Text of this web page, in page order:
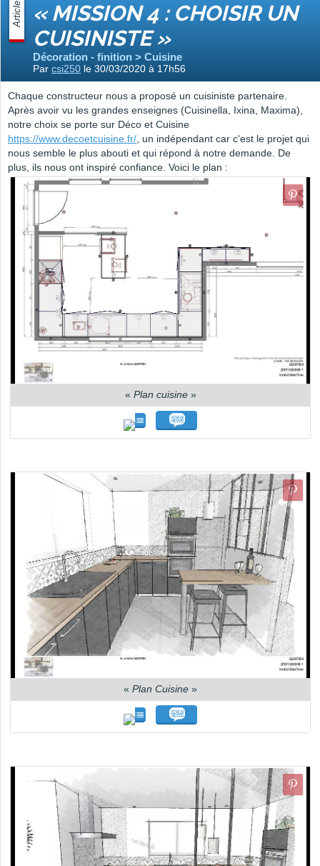
Article « MISSION 4 : CHOISIR UN
CUISINISTE »
Décoration - finition > Cuisine
Par csi250 le 30/03/2020 à 17h56
Chaque constructeur nous a proposé un cuisiniste partenaire.
Après avoir vu les grandes enseignes (Cuisinella, Ixina, Maxima),
notre choix se porte sur Déco et Cuisine
https://www.decoetcuisine.fr/, un indépendant car c'est le projet qui
nous semble le plus abouti et qui répond à notre demande. De
plus, ils nous ont inspiré confiance. Voici le plan :
« Plan cuisine»
« Plan Cuisine »